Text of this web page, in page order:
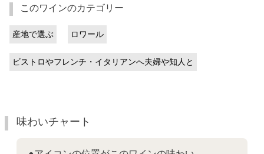
このワインのカテゴリー
産地で選ぶ ロワール
ビストロやフレンチ・イタリアンへ夫婦や知人と
味わいチャート